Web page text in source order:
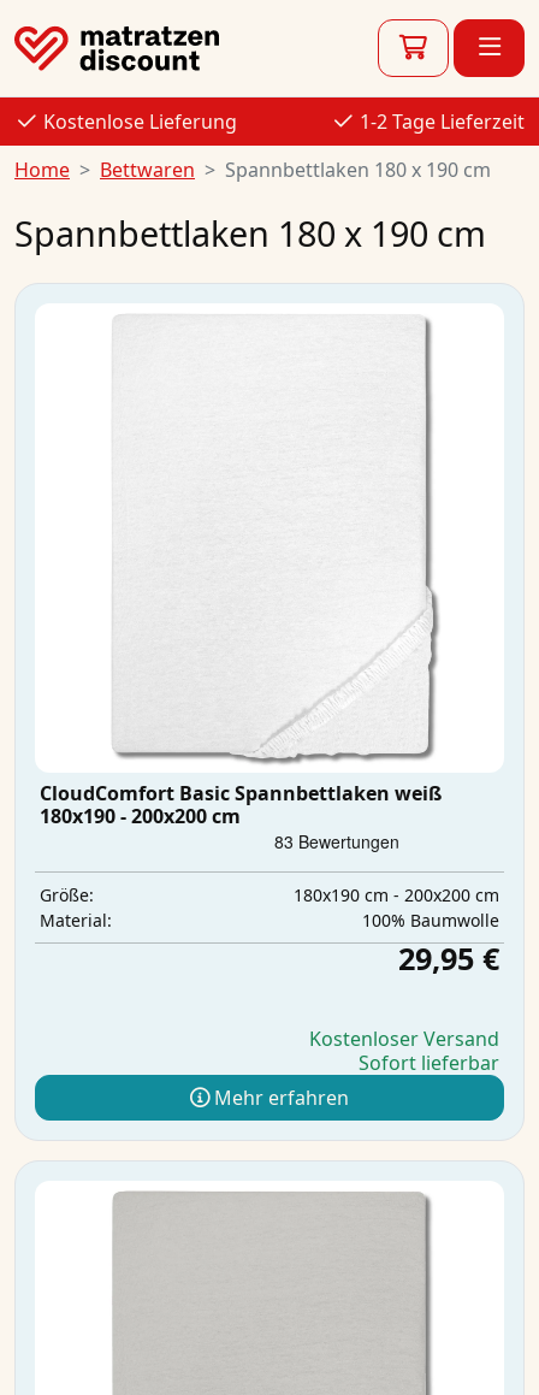
Kostenlose Lieferung
1-2 Tage Lieferzeit
Home
Bettwaren Spannbettlaken 180 x 190 cm
Spannbettlaken 180 x 190 cm
CloudComfort Basic Spannbettlaken weiß
180x190 - 200x200 cm
Größe:
180x190 cm - 200x200 cm
Material:
100% Baumwolle
29,95 €
Kostenloser Versand
Sofort lieferbar
Mehr erfahren